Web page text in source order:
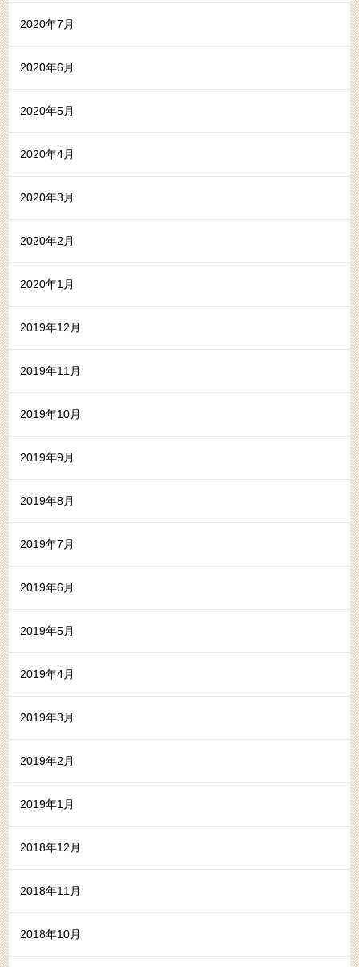
2020年7月
2020年6月
2020年5月
2020年4月
2020年3月
2020年2月
2020年1月
2019年12月
2019年11月
2019年10月
2019年9月
2019年8月
2019年7月
2019年6月
2019年5月
2019年4月
2019年3月
2019年2月
2019年1月
2018年12月
2018年11月
2018年10月